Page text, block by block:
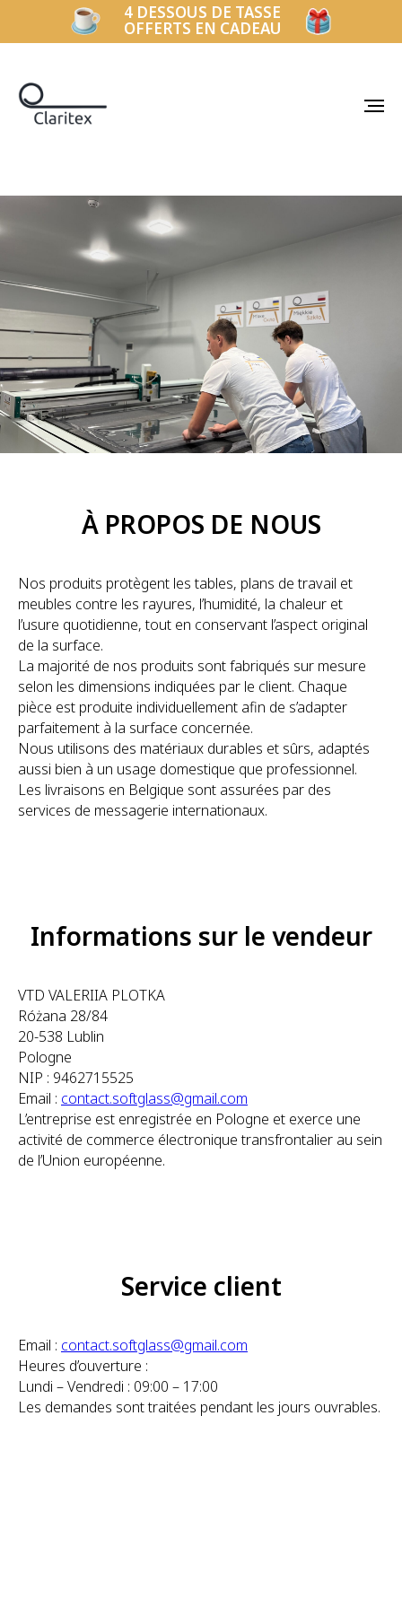
4 DESSOUS DE TASSE
OFFERTS EN CADEAU
À PROPOS DE NOUS
Nos produits protègent les tables, plans de travail et
meubles contre les rayures, l’humidité, la chaleur et
l’usure quotidienne, tout en conservant l’aspect original
de la surface.
La majorité de nos produits sont fabriqués sur mesure
selon les dimensions indiquées par le client. Chaque
pièce est produite individuellement afin de s’adapter
parfaitement à la surface concernée.
Nous utilisons des matériaux durables et sûrs, adaptés
aussi bien à un usage domestique que professionnel.
Les livraisons en Belgique sont assurées par des
services de messagerie internationaux.
Informations sur le vendeur
VTD VALERIIA PLOTKA
Różana 28/84
20-538 Lublin
Pologne
NIP : 9462715525
Email : contact.softglass@gmail.com
L’entreprise est enregistrée en Pologne et exerce une
activité de commerce électronique transfrontalier au sein
de l’Union européenne.
Service client
Email : contact.softglass@gmail.com
Heures d’ouverture :
Lundi – Vendredi : 09:00 – 17:00
Les demandes sont traitées pendant les jours ouvrables.